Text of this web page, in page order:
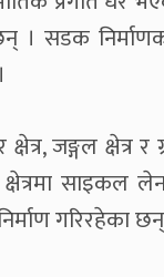
। सडक
जङ्गल क्षेत्र
साइकल
गरिरहेका